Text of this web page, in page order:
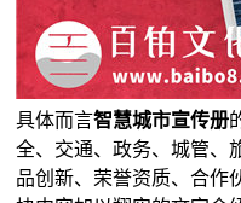
具体而言智慧城市宣传册
全、交通、政务、城管、
品创新、荣誉资质、合